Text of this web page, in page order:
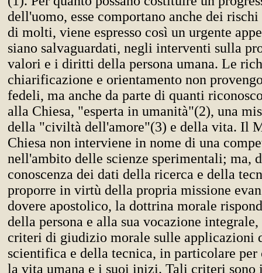
dell'uomo, esse comportano anche dei
di molti, viene espresso così un urgente
siano salvaguardati, negli interventi sulla
valori e i diritti della persona umana. Le
chiarificazione e orientamento non
fedeli, ma anche da parte di quanti
alla Chiesa, "esperta in umanità"(2), una
della "civiltà dell'amore"(3) e della vita. Il
Chiesa non interviene in nome di una
nell'ambito delle scienze sperimentali; ma,
conoscenza dei dati della ricerca e della
proporre in virtù della propria missione
dovere apostolico, la dottrina morale
della persona e alla sua vocazione integrale,
criteri di giudizio morale sulle applicazioni
scientifica e della tecnica, in particolare per
la vita umana e i suoi inizi. Tali criteri sono